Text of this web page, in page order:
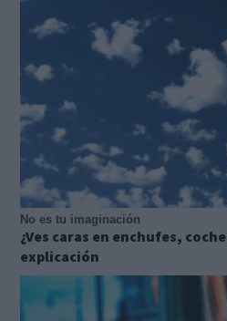
No es tu imaginación
¿Ves caras en enchufes,
explicación